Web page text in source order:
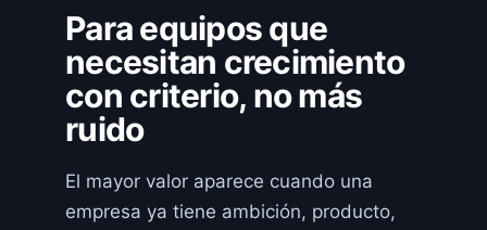
Para equipos que
necesitan crecimiento
con criterio, no más
ruido
El mayor valor aparece cuando una
empresa ya tiene ambición, producto,